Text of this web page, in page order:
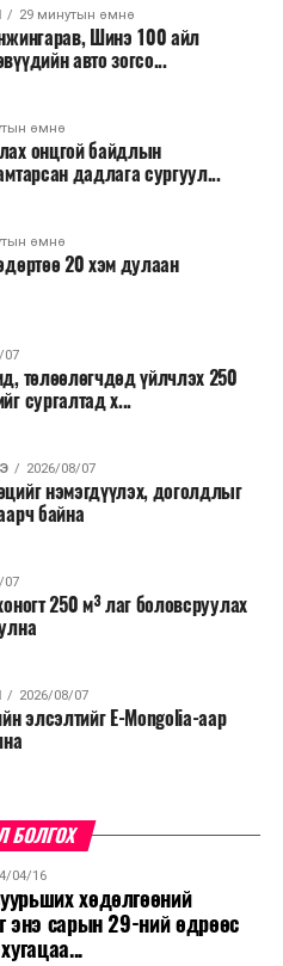
29 минутын өмнө
Шинэ 100 айл
авто зогсо...
өмнө
онцгой байдлын
дадлага сургуул...
өмнө
20 хэм дулаан
07
төлөөлөгчдөд үйлчлэх 250
сургалтад х...
2026/08/07
нэмэгдүүлэх, доголдлыг
байна
07
250 м³ лаг боловсруулах
2026/08/07
элсэлтийг E-Mongolia-аар
БОЛГОХ
04/16
хөдөлгөөний
энэ сарын 29-ний өдрөөс